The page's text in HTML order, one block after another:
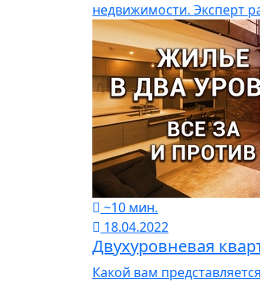
недвижимости. Эксперт
~10 мин.
18.04.2022
Двухуровневая
Какой вам